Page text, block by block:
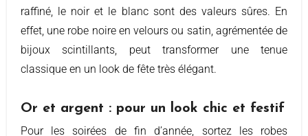
raffiné, le noir et le blanc sont des valeurs sûres. En
effet, une robe noire en velours ou satin, agrémentée de
bijoux scintillants, peut transformer une tenue
classique en un look de fête très élégant.
Or et argent : pour un look chic et festif
Pour les soirées de fin d’année, sortez les robes